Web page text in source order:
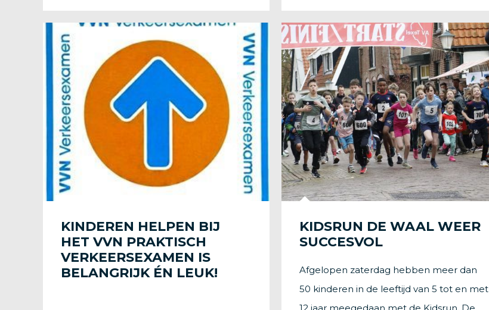
KINDEREN HELPEN BIJ
HET VVN PRAKTISCH
VERKEERSEXAMEN IS
BELANGRIJK ÉN LEUK!
KIDSRUN DE WAAL WEER
SUCCESVOL
Afgelopen zaterdag hebben meer dan
50 kinderen in de leeftijd van 5 tot en met